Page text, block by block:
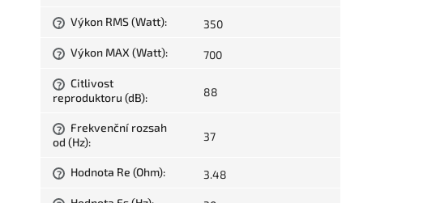
? Výkon RMS (Watt): 350
? Výkon MAX (Watt): 700
?
Citlivost
reproduktoru (dB): 88
?
Frekvenční rozsah
od (Hz): 37
? Hodnota Re (Ohm): 3.48